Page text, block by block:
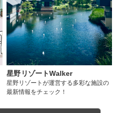
星野リゾートWalker
星野リゾートが運営する多彩な施設の
最新情報をチェック！